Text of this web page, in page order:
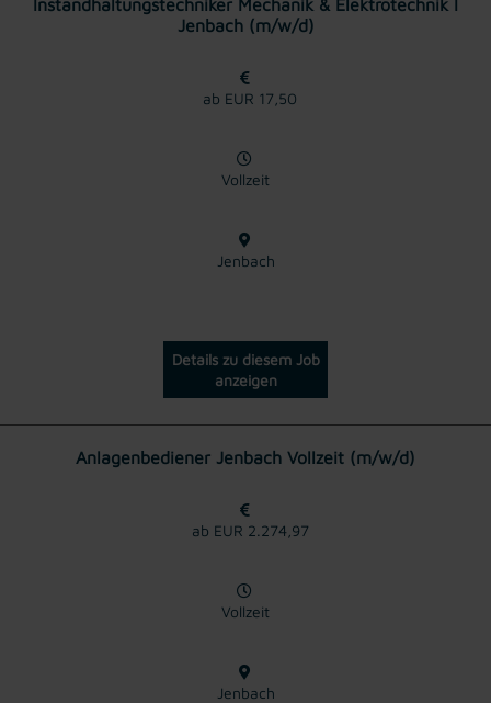
Instandhaltungstechniker Mechanik & Elektrotechnik I
Jenbach (m/w/d)
ab EUR 17,50
Vollzeit
Jenbach
Details zu diesem Job
anzeigen
Anlagenbediener Jenbach Vollzeit (m/w/d)
ab EUR 2.274,97
Vollzeit
Jenbach